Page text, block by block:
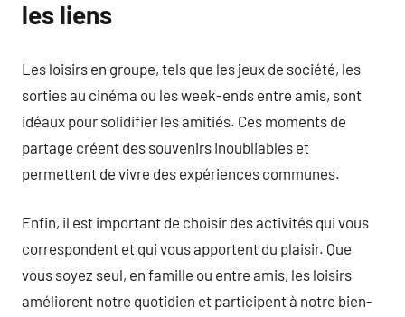
les liens
Les loisirs en groupe, tels que les jeux de société, les
sorties au cinéma ou les week-ends entre amis, sont
idéaux pour solidifier les amitiés. Ces moments de
partage créent des souvenirs inoubliables et
permettent de vivre des expériences communes.
Enfin, il est important de choisir des activités qui vous
correspondent et qui vous apportent du plaisir. Que
vous soyez seul, en famille ou entre amis, les loisirs
améliorent notre quotidien et participent à notre bien-